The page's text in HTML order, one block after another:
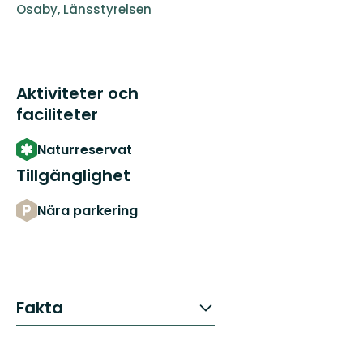
Osaby, Länsstyrelsen
Aktiviteter och
faciliteter
Naturreservat
Tillgänglighet
Nära parkering
Fakta